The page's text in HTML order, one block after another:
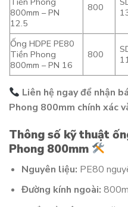
800mm – PN
12.5
800
Ống HDPE PE80
Tiền Phong
800mm – PN 16
800
Liên hệ ngay để nhận
Phong 800mm chính xác
Thông số kỹ thuật
Phong 800mm
Nguyên liệu: PE80
Đường kính ngoài: